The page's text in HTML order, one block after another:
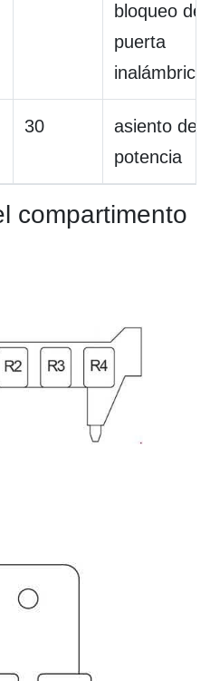
bloqueo de
puerta
inalámbrico
30
asiento de
potencia
compartimento